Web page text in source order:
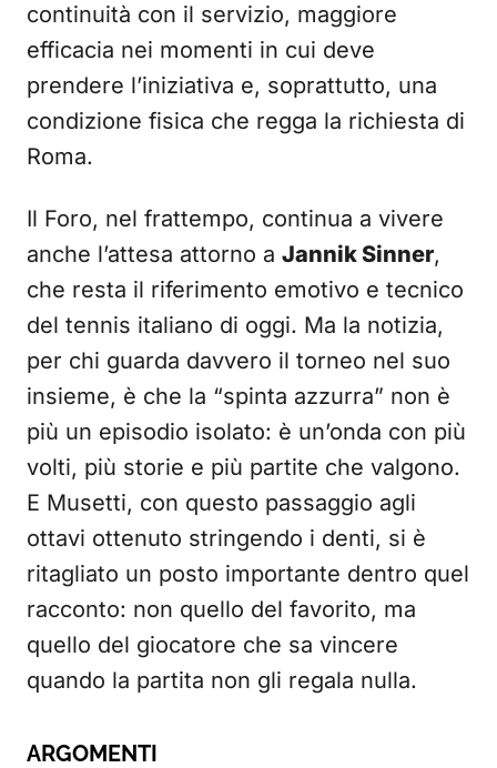
continuità con il servizio, maggiore
efficacia nei momenti in cui deve
prendere l’iniziativa e, soprattutto, una
condizione fisica che regga la richiesta di
Roma.
Il Foro, nel frattempo, continua a vivere
anche l’attesa attorno a Jannik Sinner,
che resta il riferimento emotivo e tecnico
del tennis italiano di oggi. Ma la notizia,
per chi guarda davvero il torneo nel suo
insieme, è che la “spinta azzurra” non è
più un episodio isolato: è un’onda con più
volti, più storie e più partite che valgono.
E Musetti, con questo passaggio agli
ottavi ottenuto stringendo i denti, si è
ritagliato un posto importante dentro quel
racconto: non quello del favorito, ma
quello del giocatore che sa vincere
quando la partita non gli regala nulla.
ARGOMENTI